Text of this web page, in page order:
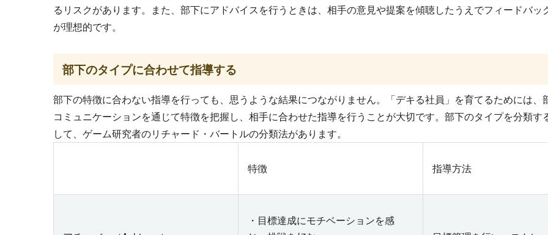
るリスクがあります。また、部下にアドバイスを行うときは、相手の意見や提案を傾聴したうえでフィードバッ
が理想的です。
部下のタイプに合わせて指導する
部下の特徴に合わない指導を行っても、思うような結果につながりません。「デキる社員」を育てるためには、
コミュニケーションを通じて特徴を把握し、相手に合わせた指導を行うことが大切です。部下のタイプを分類す
して、ゲーム研究者のリチャード・バートルの分類法があります。
特徴 指導方法
・目標達成にモチベーションを感